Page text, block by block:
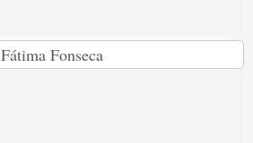
Fátima Fonseca